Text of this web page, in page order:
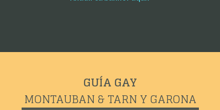
GUÍA GAY
MONTAUBAN & TARN Y GARONA